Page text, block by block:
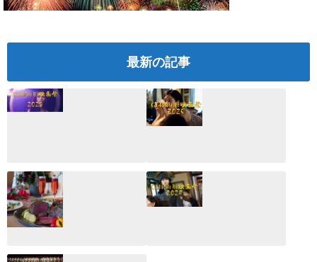
最新の記事
CLIP山形映画祭
2026：映画館派の
編集長が読む2025
年の映画ざっくり
総監
2026.02.27
CLIP山形映画祭
2025：ほぼこれく
らいしか更新して
いない変なブログ
月のホテル☆4日